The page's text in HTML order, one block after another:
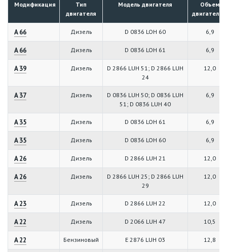
Модификация
Тип
двигателя
Модель двигателя
Объем
двигателя,
A 66 Дизель D 0836 LOH 60 6,9
A 66 Дизель D 0836 LOH 61 6,9
A 39 Дизель
D 2866 LUH 51; D 2866 LUH
24
12,0
A 37 Дизель
D 0836 LUH 50; D 0836 LUH
51; D 0836 LUH 40
6,9
A 35 Дизель D 0836 LOH 61 6,9
A 35 Дизель D 0836 LOH 60 6,9
A 26 Дизель D 2866 LUH 21 12,0
A 26 Дизель
D 2866 LUH 25; D 2866 LUH
29
12,0
A 23 Дизель D 2866 LUH 22 12,0
A 22 Дизель D 2066 LUH 47 10,5
A 22 Бензиновый E 2876 LUH 03 12,8